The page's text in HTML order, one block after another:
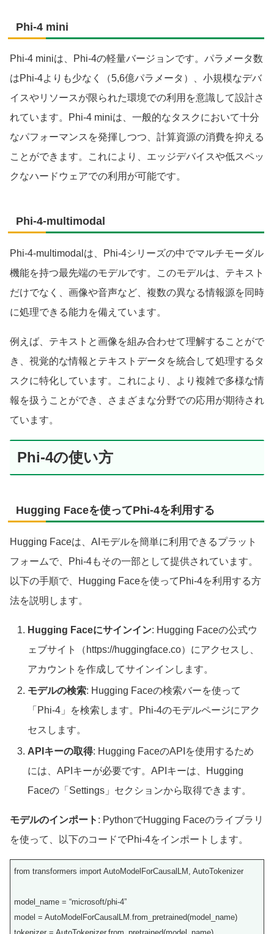
Phi-4 mini
Phi-4 miniは、Phi-4の軽量バージョンです。パラメータ数
はPhi-4よりも少なく（5,6億パラメータ）、小規模なデバ
イスやリソースが限られた環境での利用を意識して設計さ
れています。Phi-4 miniは、一般的なタスクにおいて十分
なパフォーマンスを発揮しつつ、計算資源の消費を抑える
ことができます。これにより、エッジデバイスや低スペッ
クなハードウェアでの利用が可能です。
Phi-4-multimodal
Phi-4-multimodalは、Phi-4シリーズの中でマルチモーダル
機能を持つ最先端のモデルです。このモデルは、テキスト
だけでなく、画像や音声など、複数の異なる情報源を同時
に処理できる能力を備えています。
例えば、テキストと画像を組み合わせて理解することがで
き、視覚的な情報とテキストデータを統合して処理するタ
スクに特化しています。これにより、より複雑で多様な情
報を扱うことができ、さまざまな分野での応用が期待され
ています。
Phi-4の使い方
Hugging Faceを使ってPhi-4を利用する
Hugging Faceは、AIモデルを簡単に利用できるプラット
フォームで、Phi-4もその一部として提供されています。
以下の手順で、Hugging Faceを使ってPhi-4を利用する方
法を説明します。
Hugging Faceにサインイン: Hugging Faceの公式ウ
ェブサイト（https://huggingface.co）にアクセスし、
アカウントを作成してサインインします。
モデルの検索: Hugging Faceの検索バーを使って
「Phi-4」を検索します。Phi-4のモデルページにアク
セスします。
APIキーの取得: Hugging FaceのAPIを使用するため
には、APIキーが必要です。APIキーは、Hugging
Faceの「Settings」セクションから取得できます。
モデルのインポート : PythonでHugging Faceのライブラリ
を使って、以下のコードでPhi-4をインポートします。
from transformers import AutoModelForCausalLM, AutoTokenizer
model_name = “microsoft/phi-4”
model = AutoModelForCausalLM.from_pretrained(model_name)